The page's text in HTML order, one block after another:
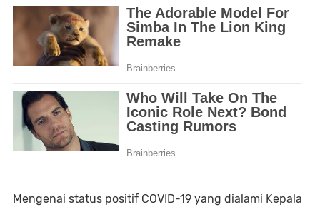
Mengenai status positif COVID-19 yang dialami Kepala